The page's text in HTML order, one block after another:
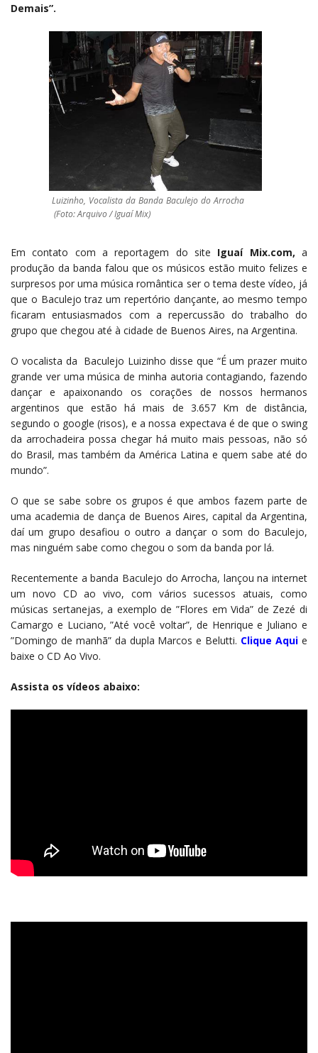
Demais”.
Luizinho, Vocalista da Banda Baculejo do Arrocha
(Foto: Arquivo / Iguaí Mix)
Em contato com a reportagem do site Iguaí Mix.com, a
produção da banda falou que os músicos estão muito felizes e
surpresos por uma música romântica ser o tema deste vídeo, já
que o Baculejo traz um repertório dançante, ao mesmo tempo
ficaram entusiasmados com a repercussão do trabalho do
grupo que chegou até à cidade de Buenos Aires, na Argentina.
O vocalista da Baculejo Luizinho disse que “É um prazer muito
grande ver uma música de minha autoria contagiando, fazendo
dançar e apaixonando os corações de nossos hermanos
argentinos que estão há mais de 3.657 Km de distância,
segundo o google (risos), e a nossa expectava é de que o swing
da arrochadeira possa chegar há muito mais pessoas, não só
do Brasil, mas também da América Latina e quem sabe até do
mundo”.
O que se sabe sobre os grupos é que ambos fazem parte de
uma academia de dança de Buenos Aires, capital da Argentina,
daí um grupo desafiou o outro a dançar o som do Baculejo,
mas ninguém sabe como chegou o som da banda por lá.
Recentemente a banda Baculejo do Arrocha, lançou na internet
um novo CD ao vivo, com vários sucessos atuais, como
músicas sertanejas, a exemplo de ”Flores em Vida” de Zezé di
Camargo e Luciano, ”Até você voltar”, de Henrique e Juliano e
”Domingo de manhã” da dupla Marcos e Belutti. Clique Aqui e
baixe o CD Ao Vivo.
Assista os vídeos abaixo: